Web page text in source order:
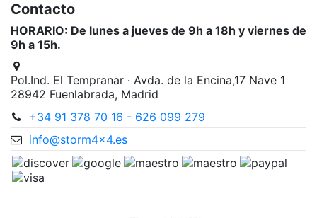
Contacto
HORARIO: De lunes a jueves de 9h a 18h y viernes de
9h a 15h.
Pol.Ind. El Tempranar · Avda. de la Encina,17 Nave 1
28942 Fuenlabrada, Madrid
+34 91 378 70 16 - 626 099 279
info@storm4x4.es